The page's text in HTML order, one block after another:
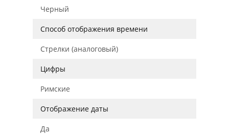
Черный
Способ отображения времени
Стрелки (аналоговый)
Цифры
Римские
Отображение даты
Да